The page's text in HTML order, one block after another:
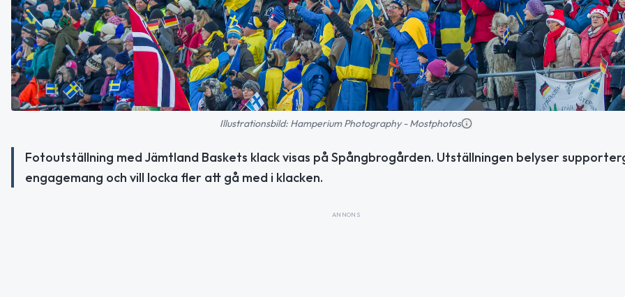
Illustrationsbild: Hamperium Photography - Mostphotos
Fotoutställning med Jämtland Baskets klack visas på Spångbrogården. Utställningen belyser
engagemang och vill locka fler att gå med i klacken.
ANNONS